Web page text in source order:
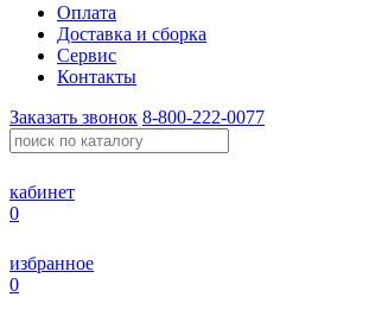
Оплата
Доставка и сборка
Сервис
Контакты
Заказать звонок 8-800-222-0077
кабинет
0
избранное
0